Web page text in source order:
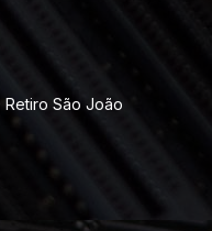
Retiro São João